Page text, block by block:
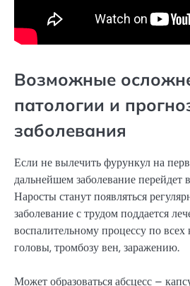
Возможные
патологии и
заболевания
Если не вылечить фурункул на
дальнейшем заболевание
Наросты станут появляться
заболевание с трудом поддается
воспалительному процессу по
головы, тромбозу вен, заражению.
Может образоваться абсцесс –